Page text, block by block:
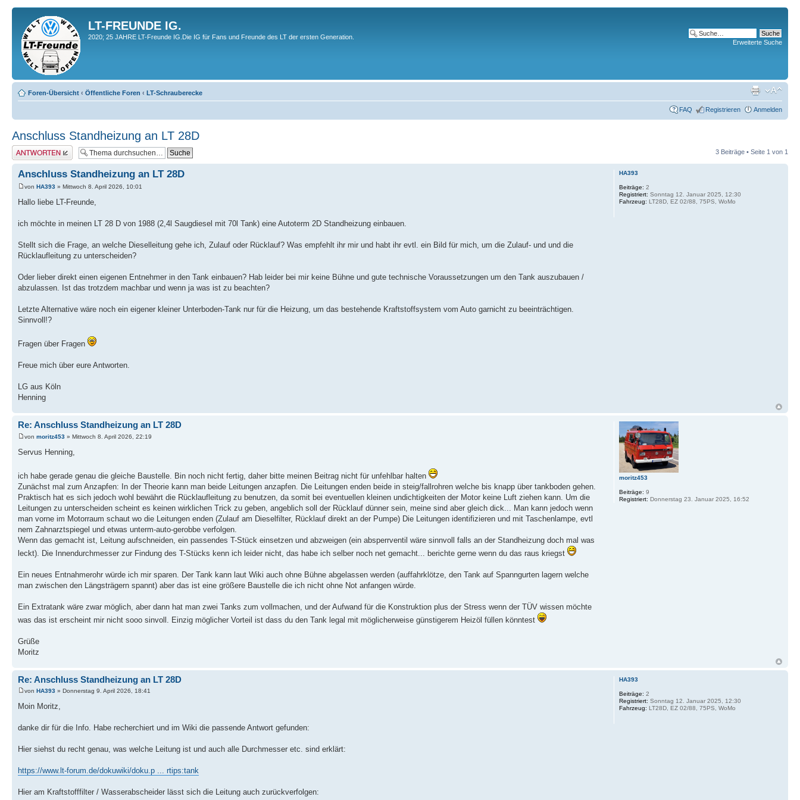
LT-FREUNDE IG.
2020; 25 JAHRE LT-Freunde IG.Die IG für Fans und Freunde des LT der ersten Generation.
Erweiterte Suche
Foren-Übersicht ‹ Öffentliche Foren ‹ LT-Schrauberecke
FAQ Registrieren Anmelden
Anschluss Standheizung an LT 28D
Antwort erstellen 3 Beiträge • Seite 1 von 1
Anschluss Standheizung an LT 28D
von HA393 » Mittwoch 8. April 2026, 10:01
Hallo liebe LT-Freunde,
ich möchte in meinen LT 28 D von 1988 (2,4l Saugdiesel mit 70l Tank) eine Autoterm 2D Standheizung einbauen.
Stellt sich die Frage, an welche Dieselleitung gehe ich, Zulauf oder Rücklauf? Was empfehlt ihr mir und habt ihr evtl. ein Bild für mich, um die Zulauf- und und die
Rücklaufleitung zu unterscheiden?
Oder lieber direkt einen eigenen Entnehmer in den Tank einbauen? Hab leider bei mir keine Bühne und gute technische Voraussetzungen um den Tank auszubauen /
abzulassen. Ist das trotzdem machbar und wenn ja was ist zu beachten?
Letzte Alternative wäre noch ein eigener kleiner Unterboden-Tank nur für die Heizung, um das bestehende Kraftstoffsystem vom Auto garnicht zu beeinträchtigen.
Sinnvoll!?
Fragen über Fragen
Freue mich über eure Antworten.
LG aus Köln
Henning
HA393
Beiträge: 2
Registriert: Sonntag 12. Januar 2025, 12:30
Fahrzeug: LT28D, EZ 02/88, 75PS, WoMo
Re: Anschluss Standheizung an LT 28D
von moritz453 » Mittwoch 8. April 2026, 22:19
Servus Henning,
ich habe gerade genau die gleiche Baustelle. Bin noch nicht fertig, daher bitte meinen Beitrag nicht für unfehlbar halten
Zunächst mal zum Anzapfen: In der Theorie kann man beide Leitungen anzapfen. Die Leitungen enden beide in steig/fallrohren welche bis knapp über tankboden gehen.
Praktisch hat es sich jedoch wohl bewährt die Rücklaufleitung zu benutzen, da somit bei eventuellen kleinen undichtigkeiten der Motor keine Luft ziehen kann. Um die
Leitungen zu unterscheiden scheint es keinen wirklichen Trick zu geben, angeblich soll der Rücklauf dünner sein, meine sind aber gleich dick... Man kann jedoch wenn
man vorne im Motorraum schaut wo die Leitungen enden (Zulauf am Dieselfilter, Rücklauf direkt an der Pumpe) Die Leitungen identifizieren und mit Taschenlampe, evtl
nem Zahnarztspiegel und etwas unterm-auto-gerobbe verfolgen.
Wenn das gemacht ist, Leitung aufschneiden, ein passendes T-Stück einsetzen und abzweigen (ein absperrventil wäre sinnvoll falls an der Standheizung doch mal was
leckt). Die Innendurchmesser zur Findung des T-Stücks kenn ich leider nicht, das habe ich selber noch net gemacht... berichte gerne wenn du das raus kriegst
Ein neues Entnahmerohr würde ich mir sparen. Der Tank kann laut Wiki auch ohne Bühne abgelassen werden (auffahrklötze, den Tank auf Spanngurten lagern welche
man zwischen den Längsträgern spannt) aber das ist eine größere Baustelle die ich nicht ohne Not anfangen würde.
Ein Extratank wäre zwar möglich, aber dann hat man zwei Tanks zum vollmachen, und der Aufwand für die Konstruktion plus der Stress wenn der TÜV wissen möchte
was das ist erscheint mir nicht sooo sinvoll. Einzig möglicher Vorteil ist dass du den Tank legal mit möglicherweise günstigerem Heizöl füllen könntest
Grüße
Moritz
moritz453
Beiträge: 9
Registriert: Donnerstag 23. Januar 2025, 16:52
Re: Anschluss Standheizung an LT 28D
von HA393 » Donnerstag 9. April 2026, 18:41
Moin Moritz,
danke dir für die Info. Habe recherchiert und im Wiki die passende Antwort gefunden:
Hier siehst du recht genau, was welche Leitung ist und auch alle Durchmesser etc. sind erklärt:
https://www.lt-forum.de/dokuwiki/doku.p ... rtips:tank
Hier am Kraftstofffilter / Wasserabscheider lässt sich die Leitung auch zurückverfolgen:
HA393
Beiträge: 2
Registriert: Sonntag 12. Januar 2025, 12:30
Fahrzeug: LT28D, EZ 02/88, 75PS, WoMo